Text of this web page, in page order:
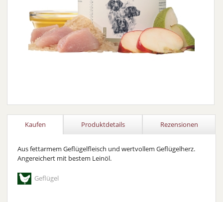
Kaufen Produktdetails Rezensionen
Aus fettarmem Geflügelfleisch und wertvollem Geflügelherz.
Angereichert mit bestem Leinöl.